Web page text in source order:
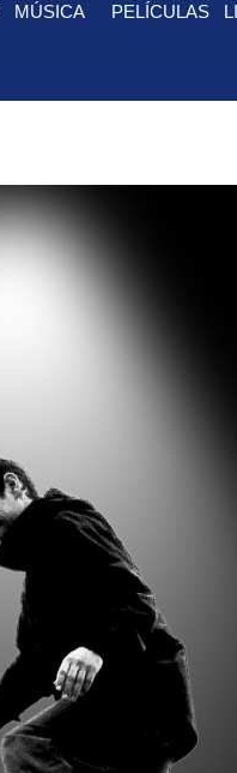
MÚSICA PELÍCULAS